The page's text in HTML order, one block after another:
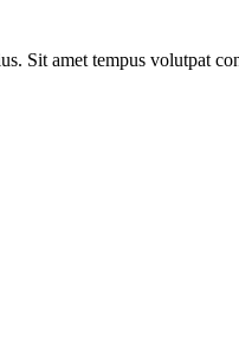
Sit amet tempus volutpat